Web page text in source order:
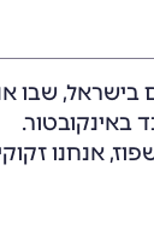
שבו
באינקובטור.
אנחנו